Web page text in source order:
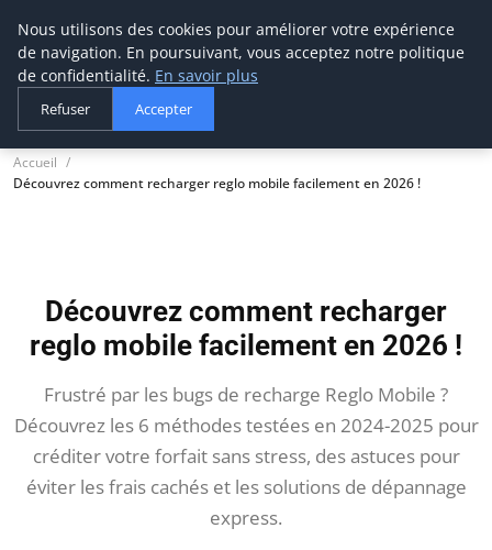
thestorefinder
Trouvez les meilleures adresses business
Accueil
Découvrez comment recharger reglo mobile facilement en 2026 !
Découvrez comment recharger
reglo mobile facilement en 2026 !
Frustré par les bugs de recharge Reglo Mobile ?
Découvrez les 6 méthodes testées en 2024-2025 pour
créditer votre forfait sans stress, des astuces pour
éviter les frais cachés et les solutions de dépannage
express.
Nous utilisons des cookies pour améliorer votre expérience
de navigation. En poursuivant, vous acceptez notre politique
de confidentialité. En savoir plus
Refuser Accepter